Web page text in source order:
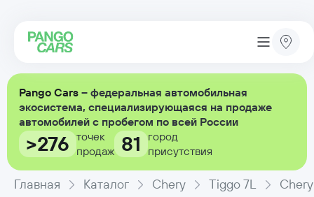
Pango Cars – федеральная автомобильная
экосистема, специализирующаяся на продаже
автомобилей с пробегом по всей России
>276 точек
продаж 81
город
присутствия
Главная Каталог Chery Tiggo 7L